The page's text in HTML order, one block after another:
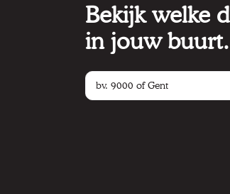
Bekijk welke
in jouw buurt.